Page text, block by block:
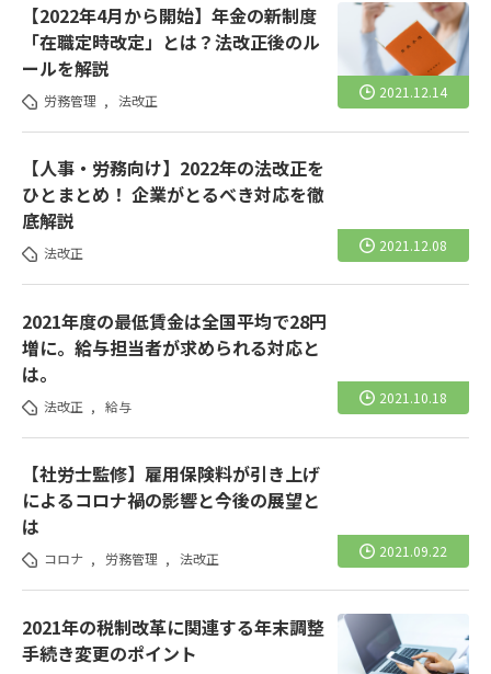
2021.12.14
【2022年4月から開始】年金の新制度
「在職定時改定」とは？法改正後のル
ールを解説
労務管理 , 法改正
2021.12.08
【人事・労務向け】2022年の法改正を
ひとまとめ！ 企業がとるべき対応を徹
底解説
法改正
2021.10.18
2021年度の最低賃金は全国平均で28円
増に。給与担当者が求められる対応と
は。
法改正 , 給与
2021.09.22
【社労士監修】雇用保険料が引き上げ
によるコロナ禍の影響と今後の展望と
は
コロナ , 労務管理 , 法改正
2021年の税制改革に関連する年末調整
手続き変更のポイント